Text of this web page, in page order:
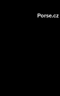
Porse.cz